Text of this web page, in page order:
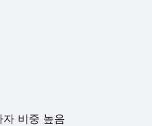
비중 높음